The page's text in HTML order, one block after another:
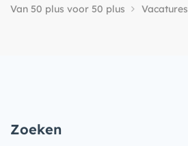
Van 50 plus voor 50 plus Vacatures
Zoeken